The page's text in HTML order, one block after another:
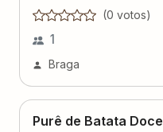
(0 votos)
1
Braga
Purê de Batata Doce